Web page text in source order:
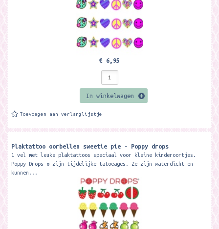
€ 6,95
In winkelwagen
Toevoegen aan verlanglijstje
Plaktattoo oorbellen sweetie pie - Poppy drops
1 vel met leuke plaktattoos speciaal voor kleine kinderoortjes.
Poppy Drops ® zijn tijdelijke tatoeages. Ze zijn waterdicht en
kunnen...